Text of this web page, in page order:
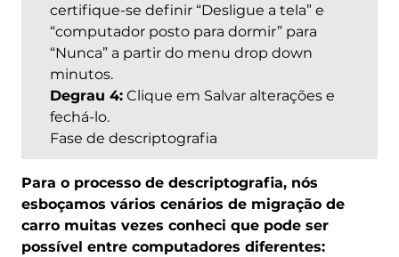
certifique-se definir “Desligue a tela” e
“computador posto para dormir” para
“Nunca” a partir do menu drop down
minutos.
Degrau 4:Clique em Salvar alterações e
fechá-lo.
Fase de descriptografia
Para o processo de descriptografia, nós
esboçamos vários cenários de migração de
carro muitas vezes conheci que pode ser
possível entre computadores diferentes: